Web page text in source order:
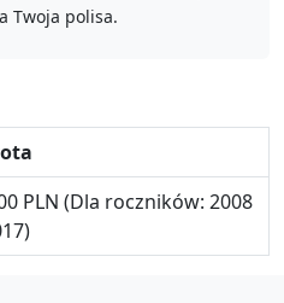
Twoja polisa.
PLN (Dla roczników: 2008